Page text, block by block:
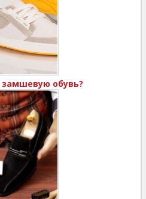
замшевую обувь?